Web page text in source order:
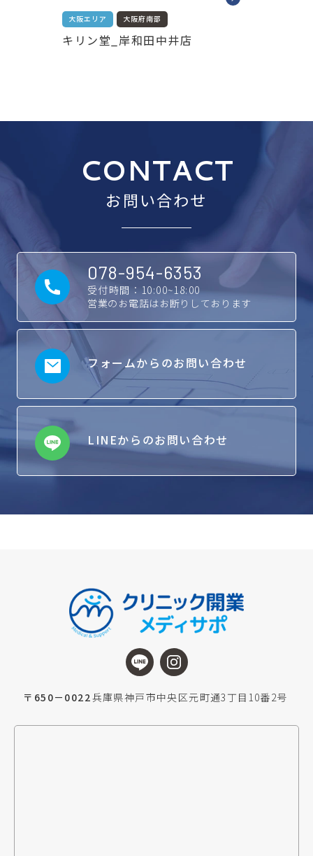
大阪エリア 大阪府南部
キリン堂_岸和田中井店
CONTACT
お問い合わせ
078-954-6353
受付時間：10:00~18:00
営業のお電話はお断りしております
フォームからのお問い合わせ
LINEからのお問い合わせ
〒650－0022兵庫県神戸市中央区元町通3丁目10番2号